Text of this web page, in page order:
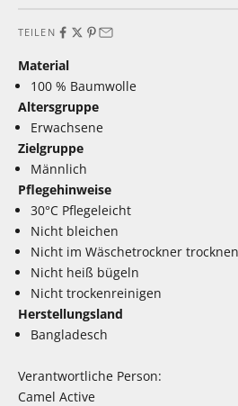
TEILEN
Material
100 % Baumwolle
Altersgruppe
Erwachsene
Zielgruppe
Männlich
Pflegehinweise
30°C Pflegeleicht
Nicht bleichen
Nicht im Wäschetrockner trocknen
Nicht heiß bügeln
Nicht trockenreinigen
Herstellungsland
Bangladesch
Verantwortliche Person:
Camel Active